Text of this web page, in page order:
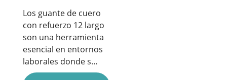
Los guante de cuero
con refuerzo 12 largo
son una herramienta
esencial en entornos
laborales donde s…